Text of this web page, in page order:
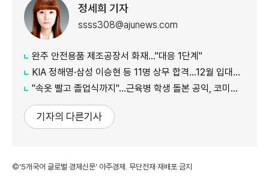
정세희 기자
ssss308@ajunews.com
완주 안전용품 제조공장서 화재…"대응 1단계"
KIA 정해영·삼성 이승현 등 11명 상무 합격…12월 입대해 2028년 6월 전역
"속옷 빨고 졸업식까지"…근육병 학생 돌본 공익, 코미디언 김규원이었다
기자의 다른기사
©'5개국어 글로벌 경제신문' 아주경제. 무단전재·재배포 금지